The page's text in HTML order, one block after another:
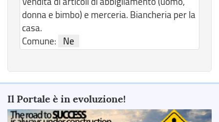
donna e bimbo) e merceria. Biancheria per la
casa.
Comune:
Ne
Il Portale è in evoluzione!